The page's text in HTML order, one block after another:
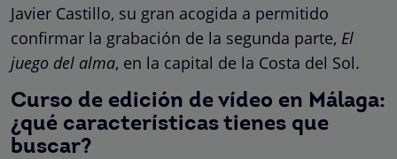
Javier Castillo, su gran acogida a permitido
confirmar la grabación de la segunda parte, El
juego del alma, en la capital de la Costa del Sol.
Curso de edición de vídeo en Málaga:
¿qué características tienes que
buscar?